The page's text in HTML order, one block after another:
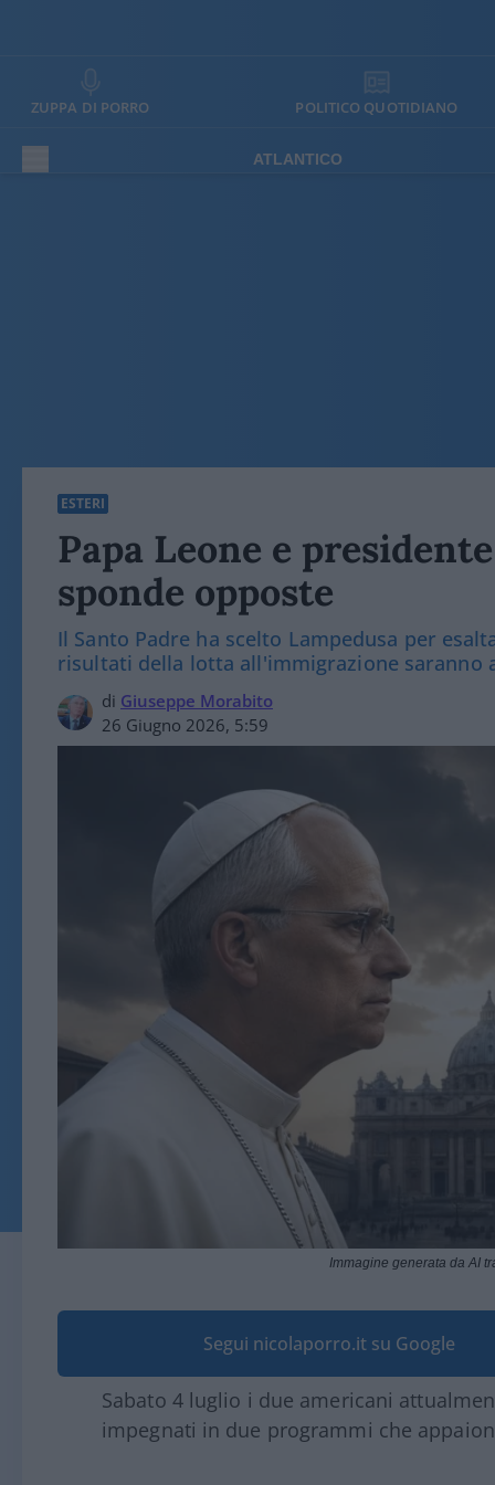
ZUPPA DI PORRO POLITICO QUOTIDIANO
ATLANTICO
ESTERI
Papa Leone e
sponde opposte
Il Santo Padre ha scelto Lampedusa per
risultati della lotta all'immigrazione saranno
di Giuseppe Morabito
26 Giugno 2026, 5:59
Immagine generata da AI
Segui nicolaporro.it su Google
Sabato 4 luglio i due americani
impegnati in due programmi che